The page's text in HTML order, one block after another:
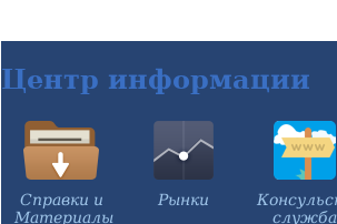
Центр информации
Справки и
Материалы
Рынки
служба